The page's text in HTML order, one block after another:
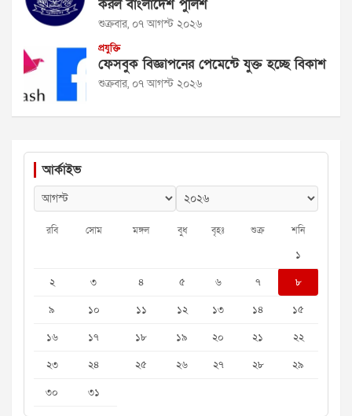
করল বাংলাদেশ পুলিশ
শুক্রবার, ০৭ আগস্ট ২০২৬
প্রযুক্তি
ফেসবুক বিজ্ঞাপনের পেমেন্টে যুক্ত হচ্ছে বিকাশ
শুক্রবার, ০৭ আগস্ট ২০২৬
আর্কাইভ
রবি সোম মঙ্গল বুধ বৃহঃ শুক্র শনি
১
২
৩ ৪ ৫ ৬ ৭
৮
৯
১০ ১১ ১২ ১৩ ১৪
১৫
১৬
১৭ ১৮ ১৯ ২০ ২১
২২
২৩
২৪ ২৫ ২৬ ২৭ ২৮
২৯
৩০
৩১